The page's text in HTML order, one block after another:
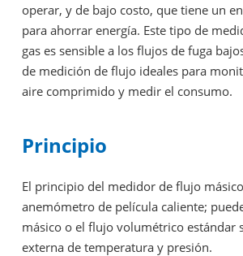
operar, y de bajo costo, que tiene un
para ahorrar energía. Este tipo de
gas es sensible a los flujos de fuga
de medición de flujo ideales para
aire comprimido y medir el consumo.
Principio
El principio del medidor de flujo
anemómetro de película caliente;
másico o el flujo volumétrico estándar
externa de temperatura y presión.